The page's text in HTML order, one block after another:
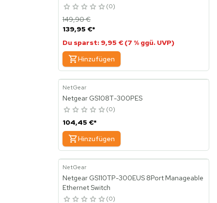
0
139,95 €*
149,90 €
Du sparst: 9,95 € (7 % ggü. UVP)
Hinzufügen
NetGear
Netgear GS108T-300PES
0
104,45 €*
Hinzufügen
NetGear
Netgear GS110TP-300EUS 8Port Manageable
Ethernet Switch
0